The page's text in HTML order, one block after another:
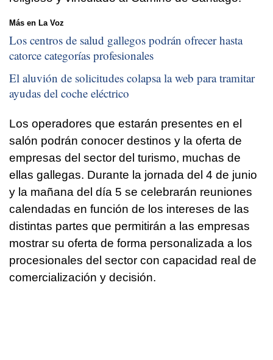
Más en La Voz
Los centros de salud gallegos podrán ofrecer hasta
catorce categorías profesionales
El aluvión de solicitudes colapsa la web para tramitar
ayudas del coche eléctrico
Los operadores que estarán presentes en el
salón podrán conocer destinos y la oferta de
empresas del sector del turismo, muchas de
ellas gallegas. Durante la jornada del 4 de junio
y la mañana del día 5 se celebrarán reuniones
calendadas en función de los intereses de las
distintas partes que permitirán a las empresas
mostrar su oferta de forma personalizada a los
procesionales del sector con capacidad real de
comercialización y decisión.